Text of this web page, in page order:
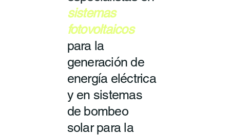
sistemas
fotovoltaicos
para la
generación de
energía eléctrica
y en sistemas
de bombeo
solar para la